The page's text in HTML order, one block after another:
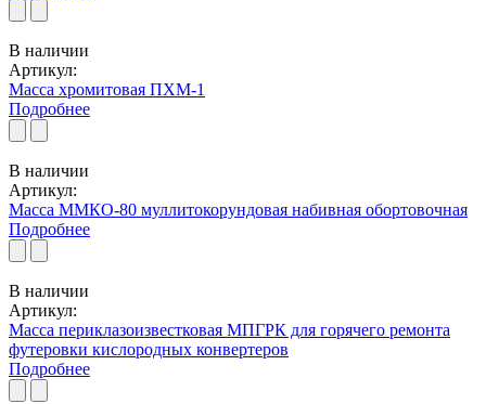
В наличии
Артикул:
Масса хромитовая ПХМ-1
Подробнее
В наличии
Артикул:
Масса ММКО-80 муллитокорундовая набивная обортовочная
Подробнее
В наличии
Артикул:
Масса периклазоизвестковая МПГРК для горячего ремонта
футеровки кислородных конвертеров
Подробнее